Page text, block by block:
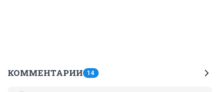
КОММЕНТАРИИ 14